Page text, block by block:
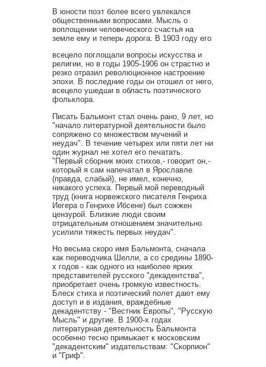
В юности поэт более всего увлекался
общественными вопросами. Мысль о
воплощении человеческого счастья на
земле ему и теперь дорога. В 1903 году его
всецело поглощали вопросы искусства и
религии, но в годы 1905-1906 он страстно и
резко отразил революционное настроение
эпохи. В последние годы он отошел от него,
всецело ушедши в область поэтического
фольклора.
Писать Бальмонт стал очень рано, 9 лет, но
"начало литературной деятельности было
сопряжено со множеством мучений и
неудач". В течение четырех или пяти лет ни
один журнал не хотел его печатать.
"Первый сборник моих стихов,- говорит он,-
который я сам напечатал в Ярославле
(правда, слабый), не имел, конечно,
никакого успеха. Первый мой переводный
труд (книга норвежского писателя Генриха
Иегера о Генрихе Ибсене) был сожжен
цензурой. Близкие люди своим
отрицательным отношением значительно
усилили тяжесть первых неудач".
Но весьма скоро имя Бальмонта, сначала
как переводчика Шелли, а со средины 1890-
х годов - как одного из наиболее ярких
представителей русского "декадентства",
приобретает очень громкую известность.
Блеск стиха и поэтический полет дают ему
доступ и в издания, враждебные
декадентству - "Вестник Европы", "Русскую
Мысль" и другие. В 1900-х годах
литературная деятельность Бальмонта
особенно тесно примыкает к московским
"декадентским" издательствам: "Скорпион"
и "Гриф".